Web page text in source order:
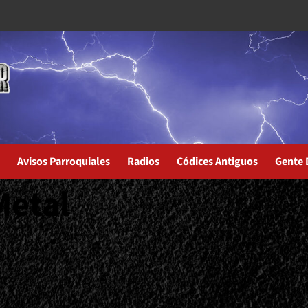
Avisos Parroquiales Radios Códices Antiguos Gente